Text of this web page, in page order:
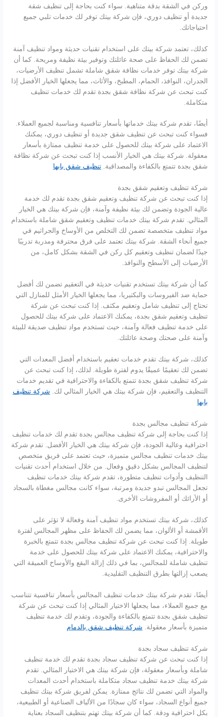
وركن في الشقة بدقة متناهية. سواء كنت بحاجة إلى تنظيف شقة
جديدة أو تنظيف دوري، فإن شركة بيتك توفر لك خدمات تلبي جميع
احتياجاتك.
كذلك، تعتمد شركة بيتك على استخدام تقنيات حديثة ومواد تنظيف آمنة
تضمن لك الحفاظ على صحة عائلتك وتوفير بيئة نظيفة ومريحة. كما أن
شركة بيتك توفر خدمات نظافة شقق شاملة تشمل تنظيف الأرضيات،
الجدران، النوافذ، الحمام، المطبخ، والأثاث، مما يجعلها الخيار الأفضل إذا
كنت تبحث عن شركة نظافة شقق بجدة تقدم لك خدمات تنظيف
متكاملة.
أيضًا، تقدم شركة بيتك خدماتها بأسعار تنافسية ومناسبة لجميع العملاء.
فسواء كنت تبحث عن تنظيف شقق جديدة أو تنظيف دوري، يمكنك
الاعتماد على شركة بيتك للحصول على خدمة تنظيف ممتازة بأسعار
معقولة. شركة بيتك هي الخيار الأنسب إذا كنت تبحث عن شركة نظافة
شقق بجدة تتمتع بالكفاءة والمصداقية.تنظيف شقق بابها
شركة تنظيف وتعقيم شقق بجدة
إذا كنت تبحث عن شركة تنظيف وتعقيم شقق بجدة تقدم لك خدمة
عالية الجودة وتضمن لك بيئة نظيفة وآمنة، فإن شركة بيتك هي الخيار
المثالي. تقدم شركة بيتك خدمات تنظيف وتعقيم شقق شاملة باستخدام
مواد تنظيف متخصصة تضمن لك التخلص من الأوساخ والجراثيم في
جميع أنحاء الشقة. شركة بيتك تعتمد على فرق محترفة ومدربة تدريبًا
جيدًا لضمان تنظيف وتعقيم كل ركن في الشقة بشكل كامل، من
الأرضيات إلى الأسطح والنوافذ.
كما أن شركة بيتك تستخدم تقنيات حديثة في التعقيم تضمن لك أفضل
حماية ضد الفيروسات والبكتيريا، مما يجعلها الخيار الأمثل للمنازل التي
تحتاج إلى تنظيف شامل وتعقيم مكثف. إذا كنت تبحث عن شركة
تنظيف وتعقيم شقق بجدة، يمكنك الاعتماد على شركة بيتك للحصول
على خدمة تنظيف فعالة وآمنة، حيث تستخدم مواد تنظيف صديقة للبيئة
وآمنة على صحتك وصحة عائلتك.
كذلك، شركة بيتك تقدم خدمات تعقيم باستخدام أفضل المعدات التي
تضمن لك تعقيمًا عميقًا يدوم لفترة طويلة. لذلك، إذا كنت تبحث عن
شركة تنظيف شقق بجدة تتمتع بالكفاءة والاحترافية في تقديم خدمات
التنظيف والتعقيم، فإن شركة بيتك هي الخيار المثالي لك. شركة تنظيف
بابها
شركة تنظيف مجالس بجدة
إذا كنت بحاجة إلى شركة تنظيف مجالس بجدة تقدم لك خدمات تنظيف
احترافية وعالية الجودة، فإن شركة بيتك هي الخيار الأفضل. تقدم شركة
بيتك خدمات تنظيف مجالس متميزة، حيث تعتمد على فريق متخصص
لتنظيف المجالس بشكل دقيق وفعال. من خلال استخدام أحدث تقنيات
التنظيف وأدوات تنظيف متطورة، تقدم شركة بيتك خدمات تنظيف
تجعل المجالس تبدو جديدة ومرتبة، سواء كانت مجالس مغطاة بالسجاد
أو الأرائك أو المفروشات الأخرى.
كذلك، شركة بيتك تستخدم مواد تنظيف آمنة وفعالة لا تؤثر على
الأقمشة أو الألوان، مما يضمن لك الحفاظ على مظهر المجالس لفترة
طويلة. إذا كنت تبحث عن شركة تنظيف مجالس بجدة تتمتع بالخبرة
والاحترافية، يمكنك الاعتماد على شركة بيتك للحصول على خدمة
تنظيف شاملة للمجالس، بما في ذلك إزالة البقع والأوساخ العميقة التي
يصعب إزالتها بطرق التنظيف التقليدية.
أيضًا، تقدم شركة بيتك خدمات تنظيف المجالس بأسعار تنافسية تتناسب
مع جميع العملاء، مما يجعلها الاختيار المثالي إذا كنت تبحث عن شركة
تنظيف شقق بجدة تتمتع بالكفاءة والجودة، وتقدم لك خدمة تنظيف
متميزة بأسعار معقولة. شركة تنظيف شقق بالدمام
شركة تنظيف سجاد بجدة
إذا كنت تبحث عن شركة تنظيف سجاد بجدة تقدم لك خدمة تنظيف
شاملة وبأسعار معقولة، فإن شركة بيتك هي الاختيار المثالي. تقدم
شركة بيتك خدمة تنظيف سجاد متكاملة باستخدام أحدث المعدات
والمواد التي تضمن لك نتائج ممتازة. يمكن لفريق شركة بيتك تنظيف
جميع أنواع السجاد، سواء كان سجادًا من الألياف الصناعية أو الطبيعية،
بكل احترافية ودقة. كما أن شركة بيتك تهتم بتنظيف السجاد بعناية